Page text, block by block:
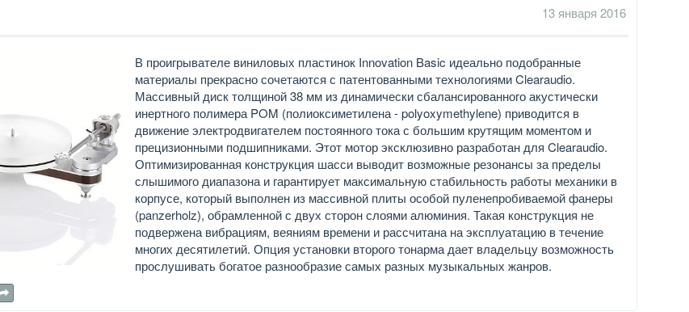
13 января 2016
В проигрывателе виниловых пластинок Innovation Basic идеально подобранные
материалы прекрасно сочетаются с патентованными технологиями Clearaudio.
Массивный диск толщиной 38 мм из динамически сбалансированного акустически
инертного полимера POM (полиоксиметилена - polyoxymethylene) приводится в
движение электродвигателем постоянного тока с большим крутящим моментом и
прецизионными подшипниками. Этот мотор эксклюзивно разработан для Clearaudio.
Оптимизированная конструкция шасси выводит возможные резонансы за пределы
слышимого диапазона и гарантирует максимальную стабильность работы механики в
корпусе, который выполнен из массивной плиты особой пуленепробиваемой фанеры
(panzerholz), обрамленной с двух сторон слоями алюминия. Такая конструкция не
подвержена вибрациям, веяниям времени и рассчитана на эксплуатацию в течение
многих десятилетий. Опция установки второго тонарма дает владельцу возможность
прослушивать богатое разнообразие самых разных музыкальных жанров.